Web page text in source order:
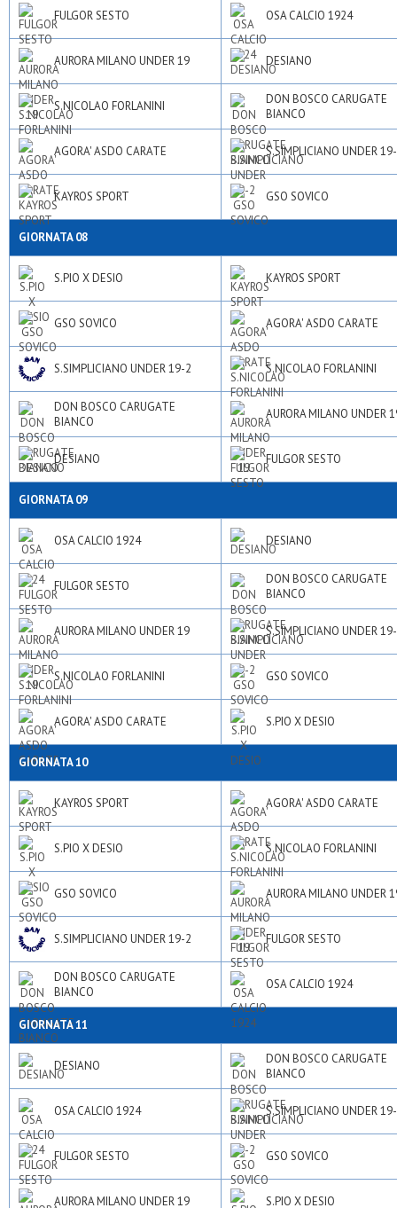
FULGOR SESTO OSA CALCIO 1924
AURORA MILANO UNDER 19 DESIANO
S.NICOLAO FORLANINI
DON BOSCO CARUGATE
BIANCO
AGORA' ASDO CARATE S.SIMPLICIANO UNDER
KAYROS SPORT GSO SOVICO
GIORNATA 08
S.PIO X DESIO KAYROS SPORT
GSO SOVICO AGORA' ASDO CARATE
S.SIMPLICIANO UNDER 19-2 S.NICOLAO FORLANINI
DON BOSCO CARUGATE
BIANCO
AURORA MILANO UNDER
DESIANO FULGOR SESTO
GIORNATA 09
OSA CALCIO 1924 DESIANO
FULGOR SESTO
DON BOSCO CARUGATE
BIANCO
AURORA MILANO UNDER 19 S.SIMPLICIANO UNDER
S.NICOLAO FORLANINI GSO SOVICO
AGORA' ASDO CARATE S.PIO X DESIO
GIORNATA 10
KAYROS SPORT AGORA' ASDO CARATE
S.PIO X DESIO S.NICOLAO FORLANINI
GSO SOVICO AURORA MILANO UNDER
S.SIMPLICIANO UNDER 19-2 FULGOR SESTO
DON BOSCO CARUGATE
BIANCO
OSA CALCIO 1924
GIORNATA 11
DESIANO
DON BOSCO CARUGATE
BIANCO
OSA CALCIO 1924 S.SIMPLICIANO UNDER
FULGOR SESTO GSO SOVICO
AURORA MILANO UNDER 19 S.PIO X DESIO